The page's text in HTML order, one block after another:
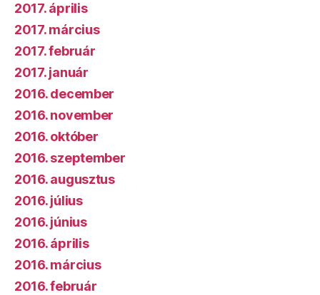
2017. április
2017. március
2017. február
2017. január
2016. december
2016. november
2016. október
2016. szeptember
2016. augusztus
2016. július
2016. június
2016. április
2016. március
2016. február